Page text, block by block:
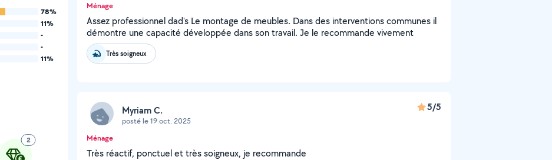
78%
11%
-
-
11%
2
Ménage
Assez professionnel dad's Le montage de meubles. Dans des interventions communes il
démontre une capacité développée dans son travail. Je le recommande vivement
Très soigneux
Myriam C.
posté le 19 oct. 2025
5/5
Ménage
Très réactif, ponctuel et très soigneux, je recommande